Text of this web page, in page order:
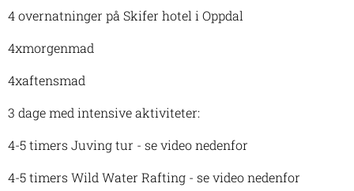
4 overnatninger på Skifer hotel i Oppdal
4xmorgenmad
4xaftensmad
3 dage med intensive aktiviteter:
4-5 timers Juving tur - se video nedenfor
4-5 timers Wild Water Rafting - se video nedenfor